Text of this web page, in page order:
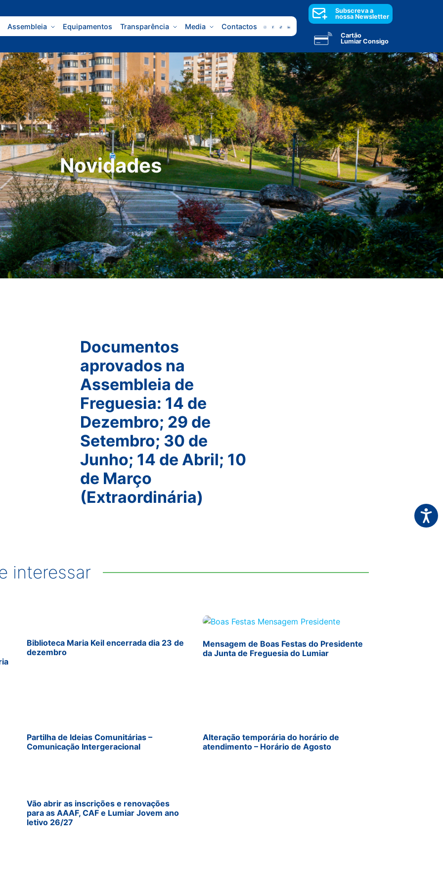
Assembleia Equipamentos Transparência Media Contactos
Subscreva a
nossa Newsletter
Cartão
Lumiar Consigo
Novidades
Documentos
aprovados na
Assembleia de
Freguesia: 14 de
Dezembro; 29 de
Setembro; 30 de
Junho; 14 de Abril; 10
de Março
(Extraordinária)
interessar
Biblioteca Maria Keil encerrada dia 23 de
dezembro
Mensagem de Boas Festas do Presidente
da Junta de Freguesia do Lumiar
Partilha de Ideias Comunitárias –
Comunicação Intergeracional
Alteração temporária do horário de
atendimento – Horário de Agosto
Vão abrir as inscrições e renovações
para as AAAF, CAF e Lumiar Jovem ano
letivo 26/27